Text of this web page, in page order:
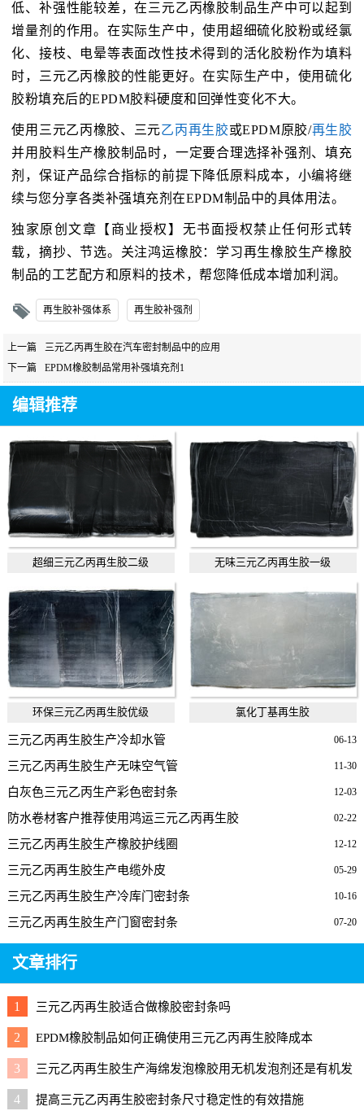
低、补强性能较差，在三元乙丙橡胶制品生产中可以起到
增量剂的作用。在实际生产中，使用超细硫化胶粉或经氯
化、接枝、电晕等表面改性技术得到的活化胶粉作为填料
时，三元乙丙橡胶的性能更好。在实际生产中，使用硫化
胶粉填充后的EPDM胶料硬度和回弹性变化不大。
使用三元乙丙橡胶、三元乙丙再生胶或EPDM原胶/再生胶
并用胶料生产橡胶制品时，一定要合理选择补强剂、填充
剂，保证产品综合指标的前提下降低原料成本，小编将继
续与您分享各类补强填充剂在EPDM制品中的具体用法。
独家原创文章【商业授权】无书面授权禁止任何形式转
载，摘抄、节选。关注鸿运橡胶：学习再生橡胶生产橡胶
制品的工艺配方和原料的技术，帮您降低成本增加利润。
再生胶补强体系 再生胶补强剂
上一篇
三元乙丙再生胶在汽车密封制品中的应用
下一篇
EPDM橡胶制品常用补强填充剂1
编辑推荐
超细三元乙丙再生胶二级 无味三元乙丙再生胶一级
环保三元乙丙再生胶优级 氯化丁基再生胶
06-13
三元乙丙再生胶生产冷却水管
11-30
三元乙丙再生胶生产无味空气管
12-03
白灰色三元乙丙生产彩色密封条
02-22
防水卷材客户推荐使用鸿运三元乙丙再生胶
12-12
三元乙丙再生胶生产橡胶护线圈
05-29
三元乙丙再生胶生产电缆外皮
10-16
三元乙丙再生胶生产冷库门密封条
07-20
三元乙丙再生胶生产门窗密封条
文章排行
1 三元乙丙再生胶适合做橡胶密封条吗
2 EPDM橡胶制品如何正确使用三元乙丙再生胶降成本
3
三元乙丙再生胶生产海绵发泡橡胶用无机发泡剂还是有机发
泡剂好？
4 提高三元乙丙再生胶密封条尺寸稳定性的有效措施